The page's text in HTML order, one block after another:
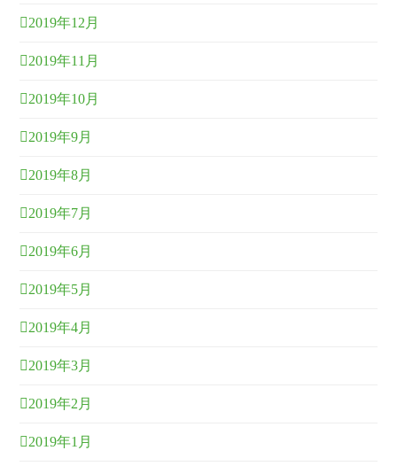
2019年12月
2019年11月
2019年10月
2019年9月
2019年8月
2019年7月
2019年6月
2019年5月
2019年4月
2019年3月
2019年2月
2019年1月